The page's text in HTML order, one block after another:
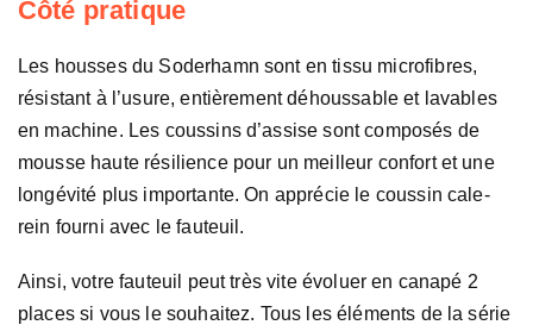
Côté pratique
Les housses du Soderhamn sont en tissu microfibres,
résistant à l’usure, entièrement déhoussable et lavables
en machine. Les coussins d’assise sont composés de
mousse haute résilience pour un meilleur confort et une
longévité plus importante. On apprécie le coussin cale-
rein fourni avec le fauteuil.
Ainsi, votre fauteuil peut très vite évoluer en canapé 2
places si vous le souhaitez. Tous les éléments de la série